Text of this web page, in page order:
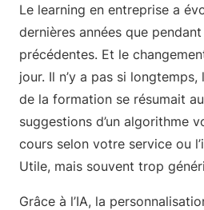
Le learning en entreprise a
dernières années que
précédentes. Et le
jour. Il n’y a pas si
de la formation se résumait
suggestions d’un algorithme
cours selon votre service ou
Utile, mais souvent trop
Grâce à l’IA, la